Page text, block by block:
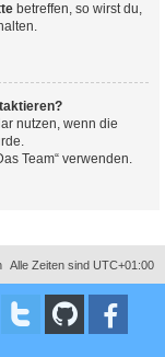
betreffen, so wirst du,
nutzen, wenn die
Team“ verwenden.
Alle Zeiten sind UTC+01:00